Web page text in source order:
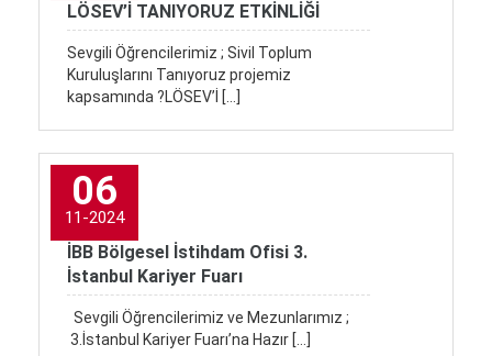
LÖSEV’İ TANIYORUZ ETKİNLİĞİ
Sevgili Öğrencilerimiz ; Sivil Toplum
Kuruluşlarını Tanıyoruz projemiz
kapsamında ?LÖSEV’İ […]
06
11-2024
İBB Bölgesel İstihdam Ofisi 3.
İstanbul Kariyer Fuarı
Sevgili Öğrencilerimiz ve Mezunlarımız ;
3.İstanbul Kariyer Fuarı’na Hazır […]